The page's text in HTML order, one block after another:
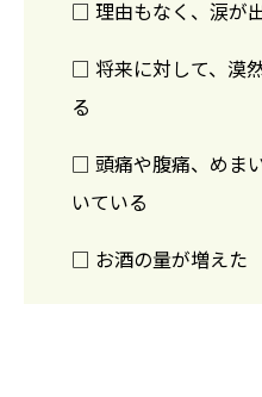
□ 理由もなく、涙が
□ 将来に対して、漠
る
□ 頭痛や腹痛、めま
いている
□ お酒の量が増えた